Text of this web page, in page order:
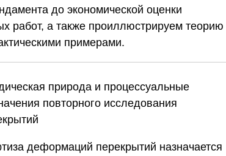
до экономической оценки
работ, а также проиллюстрируем теорию
примерами.
природа и процессуальные
повторного исследования
деформаций перекрытий назначается